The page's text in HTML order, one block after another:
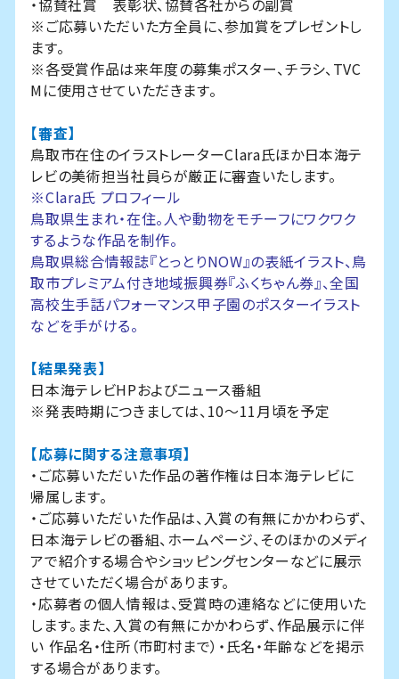
・協賛社賞 表彰状、協賛各社からの副賞
※ご応募いただいた方全員に、参加賞をプレゼントし
ます。
※各受賞作品は来年度の募集ポスター、チラシ、TVC
Mに使用させていただきます。
【審査】
鳥取市在住のイラストレーターClara氏ほか日本海テ
レビの美術担当社員らが厳正に審査いたします。
※Clara氏 プロフィール
鳥取県生まれ・在住。人や動物をモチーフにワクワク
するような作品を制作。
鳥取県総合情報誌『とっとりNOW』の表紙イラスト、鳥
取市プレミアム付き地域振興券『ふくちゃん券』、全国
高校生手話パフォーマンス甲子園のポスターイラスト
などを手がける。
【結果発表】
日本海テレビHPおよびニュース番組
※発表時期につきましては、10～11月頃を予定
【応募に関する注意事項】
・ご応募いただいた作品の著作権は日本海テレビに
帰属します。
・ご応募いただいた作品は、入賞の有無にかかわらず、
日本海テレビの番組、ホームページ、そのほかのメディ
アで紹介する場合やショッピングセンターなどに展示
させていただく場合があります。
・応募者の個人情報は、受賞時の連絡などに使用いた
します。また、入賞の有無にかかわらず、作品展示に伴
い 作品名・住所（市町村まで）・氏名・年齢などを掲示
する場合があります。